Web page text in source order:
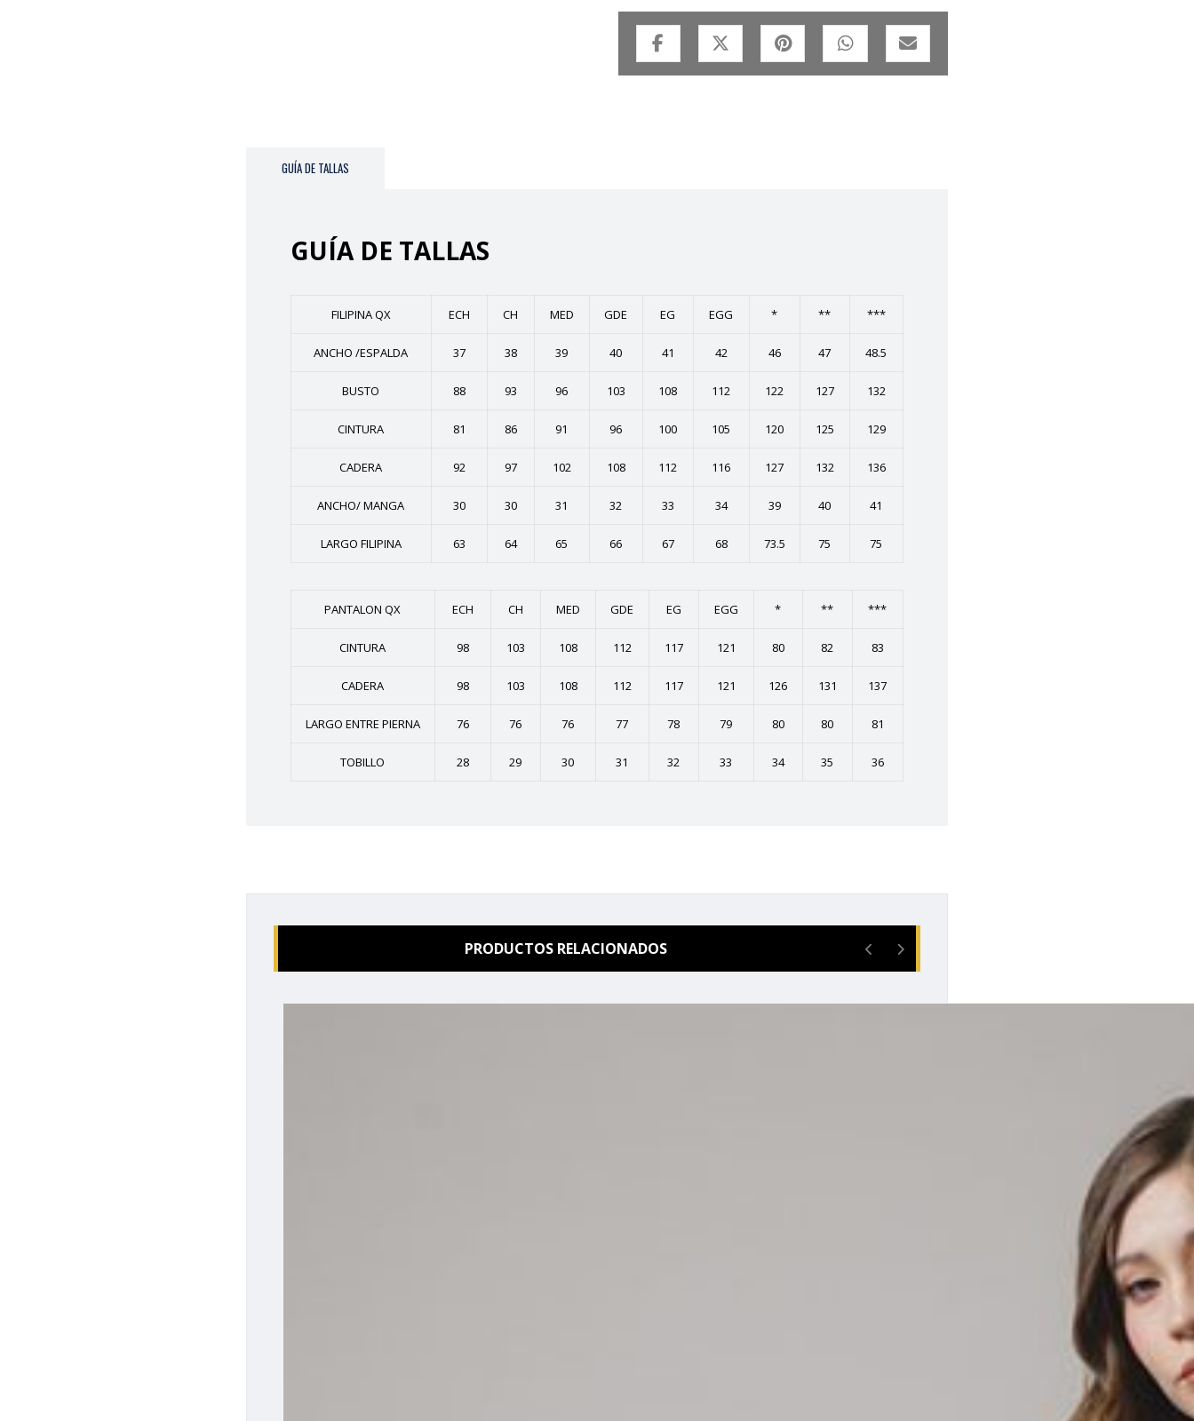
GUÍA DE TALLAS
GUÍA DE TALLAS
FILIPINA QX ECH CH MED GDE EG EGG * ** ***
ANCHO /ESPALDA 37 38 39 40 41 42 46 47 48.5
BUSTO 88 93 96 103 108 112 122 127 132
CINTURA 81 86 91 96 100 105 120 125 129
CADERA 92 97 102 108 112 116 127 132 136
ANCHO/ MANGA 30 30 31 32 33 34 39 40 41
LARGO FILIPINA 63 64 65 66 67 68 73.5 75 75
PANTALON QX ECH CH MED GDE EG EGG * ** ***
CINTURA 98 103 108 112 117 121 80 82 83
CADERA 98 103 108 112 117 121 126 131 137
LARGO ENTRE PIERNA 76 76 76 77 78 79 80 80 81
TOBILLO 28 29 30 31 32 33 34 35 36
PRODUCTOS RELACIONADOS